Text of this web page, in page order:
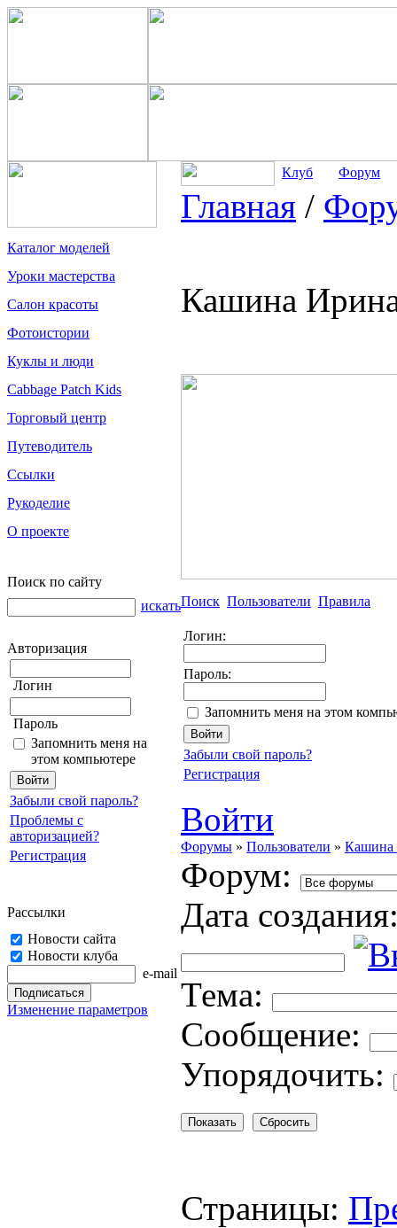
Каталог моделей
Уроки мастерства
Салон красоты
Фотоистории
Куклы и люди
Cabbage Patch Kids
Торговый центр
Путеводитель
Ссылки
Рукоделие
О проекте
Поиск по сайту
искать
Авторизация
Логин
Пароль
Запомнить меня на
этом компьютере
Забыли свой пароль?
Проблемы с
авторизацией?
Регистрация
Рассылки
Новости сайта
Новости клуба
e-mail
Изменение параметров
Клуб Форум
Главная /
Кашина
Поиск Пользователи Правила
Логин:
Пароль:
Запомнить меня на этом
Забыли свой пароль?
Регистрация
Войти
Форумы » Пользователи » Кашина
Форум:
Дата
Тема:
Cooбщение:
Упорядочить:
Страницы: